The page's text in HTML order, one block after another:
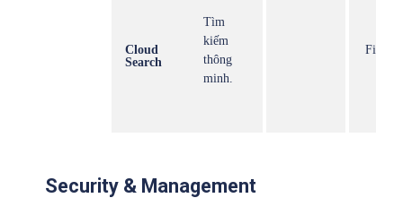
Cloud
Search
Tìm
kiếm
thông
minh.
First
Security & Management